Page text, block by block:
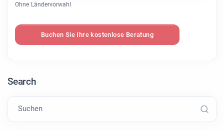
Ohne Ländervorwahl
Buchen Sie Ihre kostenlose Beratung
Search
Suchen